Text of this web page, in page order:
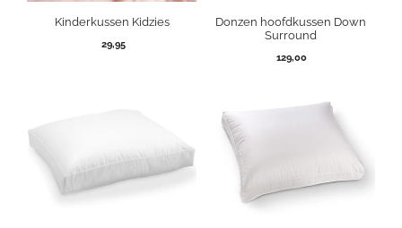
Kinderkussen Kidzies
29,95
Donzen hoofdkussen Down
Surround
129,00